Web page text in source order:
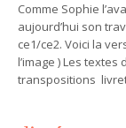
Comme Sophie
aujourd’hui son
ce1/ce2. Voici la
l’image ) Les
transpositions livret